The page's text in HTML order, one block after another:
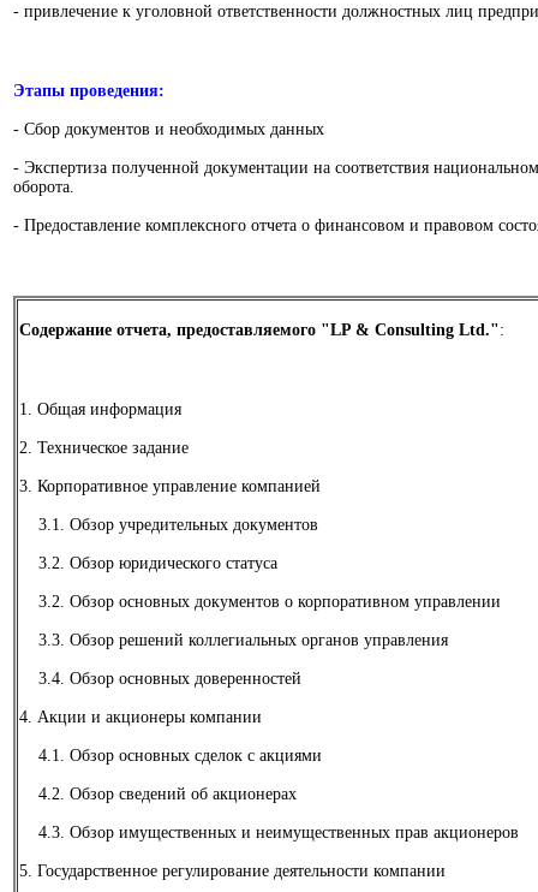
- привлечение к уголовной ответственности должностных лиц
Этапы проведения:
- Сбор документов и необходимых данных
- Экспертиза полученной документации на соответствия
оборота.
- Предоставление комплексного отчета о финансовом и правовом
Содержание отчета, предоставляемого "LP & Consulting Ltd.":
1. Общая информация
2. Техническое задание
3. Корпоративное управление компанией
3.1. Обзор учредительных документов
3.2. Обзор юридического статуса
3.2. Обзор основных документов о корпоративном управлении
3.3. Обзор решений коллегиальных органов управления
3.4. Обзор основных доверенностей
4. Акции и акционеры компании
4.1. Обзор основных сделок с акциями
4.2. Обзор сведений об акционерах
4.3. Обзор имущественных и неимущественных прав акционеров
5. Государственное регулирование деятельности компании